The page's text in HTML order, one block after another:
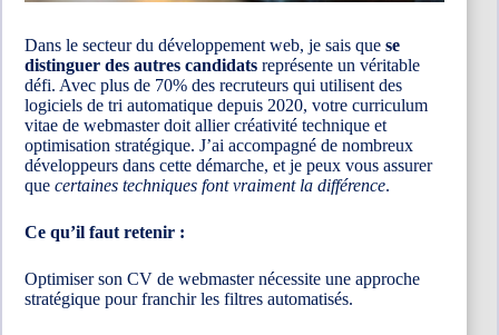
Dans le secteur du développement web, je sais que se
distinguer des autres candidats représente un véritable
défi. Avec plus de 70% des recruteurs qui utilisent des
logiciels de tri automatique depuis 2020, votre curriculum
vitae de webmaster doit allier créativité technique et
optimisation stratégique. J’ai accompagné de nombreux
développeurs dans cette démarche, et je peux vous assurer
que certaines techniques font vraiment la différence.
Ce qu’il faut retenir :
Optimiser son CV de webmaster nécessite une approche
stratégique pour franchir les filtres automatisés.